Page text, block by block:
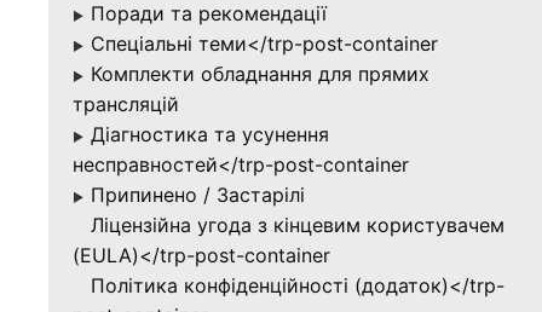
▶ Поради та рекомендації
▶ Спеціальні теми</trp-post-container
▶ Комплекти обладнання для прямих
трансляцій
▶ Діагностика та усунення
несправностей</trp-post-container
▶ Припинено / Застарілі
Ліцензійна угода з кінцевим користувачем
(EULA)</trp-post-container
Політика конфіденційності (додаток)</trp-